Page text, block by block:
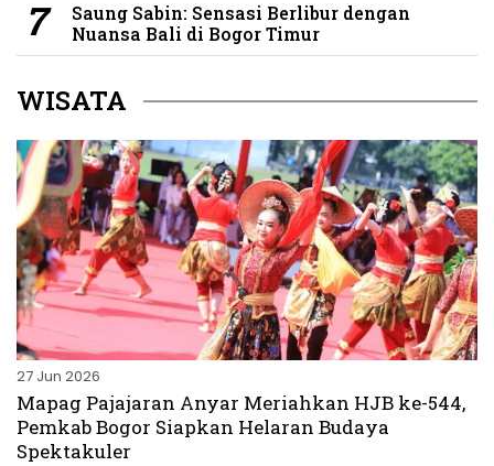
Saung Sabin: Sensasi Berlibur dengan
Nuansa Bali di Bogor Timur
WISATA
27 Jun 2026
Mapag Pajajaran Anyar Meriahkan HJB ke-544,
Pemkab Bogor Siapkan Helaran Budaya
Spektakuler